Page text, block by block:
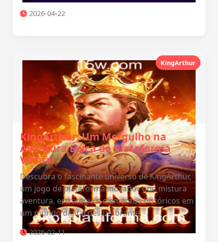
2026-04-22
KingArthur
KingArthur: Um Mergulho na
Aventura Épica da Plataforma
Virtual
Descubra o fascinante universo de KingArthur,
um jogo de plataforma inovador que mistura
aventura, estratégia e elementos históricos em
um mundo digital deslumbrante.
2026-02-11